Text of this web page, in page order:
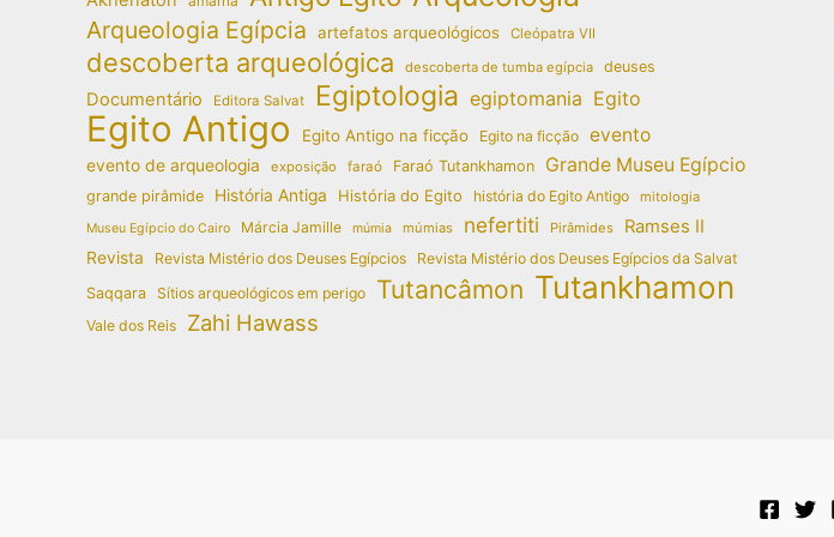
Arqueologia Egípcia artefatos arqueológicos Cleópatra VII
descoberta arqueológica descoberta de tumba egípcia deuses
Documentário Editora Salvat Egiptologia egiptomania Egito
Egito Antigo Egito Antigo na ficção Egito na ficção evento
evento de arqueologia exposição faraó Faraó Tutankhamon Grande Museu Egípcio
grande pirâmide História Antiga História do Egito história do Egito Antigo mitologia
Museu Egípcio do Cairo Márcia Jamille múmia múmias nefertiti Pirâmides Ramses II
Revista Revista Mistério dos Deuses Egípcios
Revista Mistério dos Deuses Egípcios da Salvat
Saqqara Sítios arqueológicos em perigo Tutancâmon Tutankhamon
Vale dos Reis Zahi Hawass